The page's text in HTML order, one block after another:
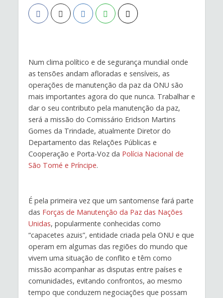
Num clima político e de segurança mundial onde
as tensões andam afloradas e sensíveis, as
operações de manutenção da paz da ONU são
mais importantes agora do que nunca. Trabalhar e
dar o seu contributo pela manutenção da paz,
será a missão do Comissário Eridson Martins
Gomes da Trindade, atualmente Diretor do
Departamento das Relações Públicas e
Cooperação e Porta-Voz da Polícia Nacional de
São Tomé e Príncipe.
É pela primeira vez que um santomense fará parte
das Forças de Manutenção da Paz das Nações
Unidas, popularmente conhecidas como
“capacetes azuis”, entidade criada pela ONU e que
operam em algumas das regiões do mundo que
vivem uma situação de conflito e têm como
missão acompanhar as disputas entre países e
comunidades, evitando confrontos, ao mesmo
tempo que conduzem negociações que possam